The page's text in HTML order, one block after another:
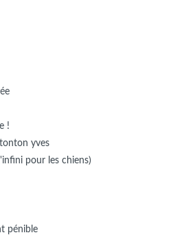
!
yves
pour les chiens)
pénible